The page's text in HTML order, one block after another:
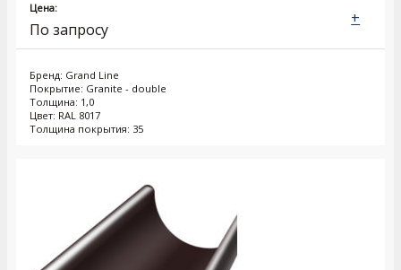
Цена:
По запросу
Бренд: Grand Line
Покрытие: Granite - double
Толщина: 1,0
Цвет: RAL 8017
Толщина покрытия: 35
+